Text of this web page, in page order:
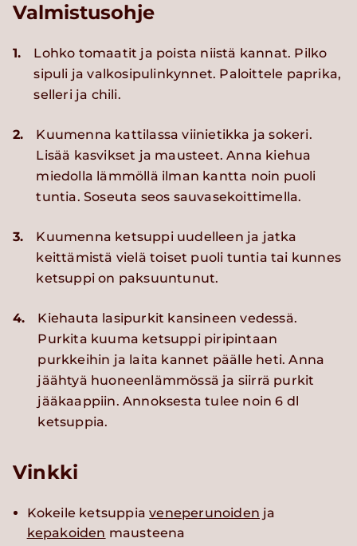
Valmistusohje
1.
Lohko tomaatit ja poista niistä kannat. Pilko
sipuli ja valkosipulinkynnet. Paloittele paprika,
selleri ja chili.
2.
Kuumenna kattilassa viinietikka ja sokeri.
Lisää kasvikset ja mausteet. Anna kiehua
miedolla lämmöllä ilman kantta noin puoli
tuntia. Soseuta seos sauvasekoittimella.
3.
Kuumenna ketsuppi uudelleen ja jatka
keittämistä vielä toiset puoli tuntia tai kunnes
ketsuppi on paksuuntunut.
4.
Kiehauta lasipurkit kansineen vedessä.
Purkita kuuma ketsuppi piripintaan
purkkeihin ja laita kannet päälle heti. Anna
jäähtyä huoneenlämmössä ja siirrä purkit
jääkaappiin. Annoksesta tulee noin 6 dl
ketsuppia.
Vinkki
Kokeile ketsuppiaveneperunoiden ja
kepakoiden mausteena